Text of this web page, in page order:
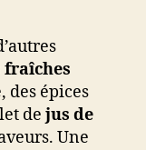
fraîches
des épices
de jus de
Une